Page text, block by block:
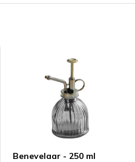
Benevelaar - 250 ml